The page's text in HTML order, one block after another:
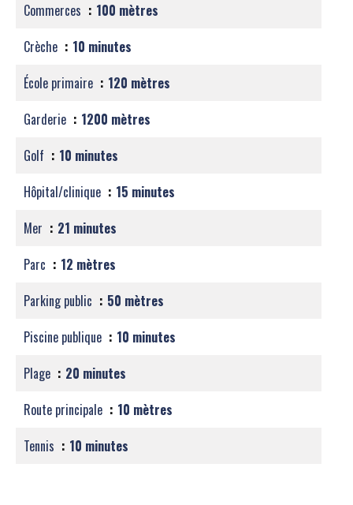
Commerces
100 mètres
Crèche
10 minutes
École primaire
120 mètres
Garderie
1200 mètres
Golf
10 minutes
Hôpital/clinique
15 minutes
Mer
21 minutes
Parc
12 mètres
Parking public
50 mètres
Piscine publique
10 minutes
Plage
20 minutes
Route principale
10 mètres
Tennis
10 minutes